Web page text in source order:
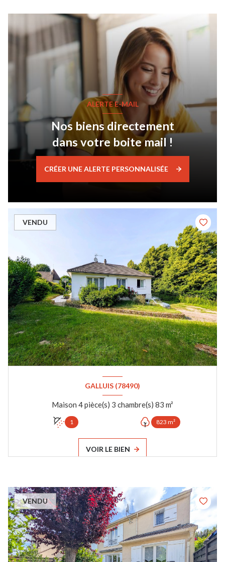
ALERTE E-MAIL
Nos biens directement
dans votre boite mail !
CRÉER UNE ALERTE PERSONNALISÉE
VENDU
GALLUIS (78490)
Maison 4 pièce(s) 3 chambre(s) 83 m²
1 823 m²
VOIR LE BIEN
VENDU